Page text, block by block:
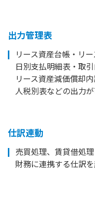
出力管理表
リース資産台帳・リ
日別支払明細表・取
リース資産減価償却
人税別表などの出力が
仕訳連動
売買処理、賃貸借処
財務に連携する仕訳